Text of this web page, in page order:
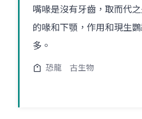
嘴喙是沒有牙齒，取而代
的喙和下顎，作用和現生
多。
恐龍 古生物